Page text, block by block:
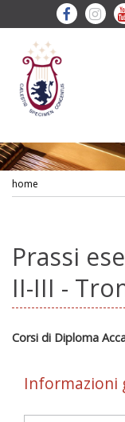
home
Prassi
II-III -
Corsi di Diploma
Informazioni